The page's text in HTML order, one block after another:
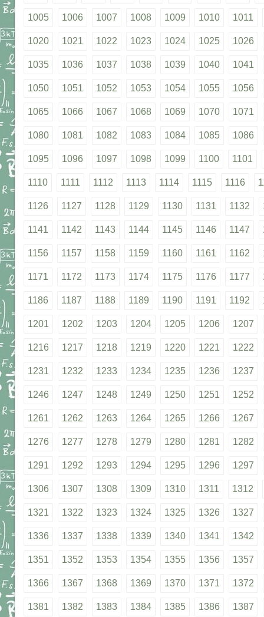
1005 1006 1007 1008 1009 1010 1011
1020 1021 1022 1023 1024 1025 1026
1035 1036 1037 1038 1039 1040 1041
1050 1051 1052 1053 1054 1055 1056
1065 1066 1067 1068 1069 1070 1071
1080 1081 1082 1083 1084 1085 1086
1095 1096 1097 1098 1099 1100 1101
1110 1111 1112 1113 1114 1115 1116
1126 1127 1128 1129 1130 1131 1132
1141 1142 1143 1144 1145 1146 1147
1156 1157 1158 1159 1160 1161 1162
1171 1172 1173 1174 1175 1176 1177
1186 1187 1188 1189 1190 1191 1192
1201 1202 1203 1204 1205 1206 1207
1216 1217 1218 1219 1220 1221 1222
1231 1232 1233 1234 1235 1236 1237
1246 1247 1248 1249 1250 1251 1252
1261 1262 1263 1264 1265 1266 1267
1276 1277 1278 1279 1280 1281 1282
1291 1292 1293 1294 1295 1296 1297
1306 1307 1308 1309 1310 1311 1312
1321 1322 1323 1324 1325 1326 1327
1336 1337 1338 1339 1340 1341 1342
1351 1352 1353 1354 1355 1356 1357
1366 1367 1368 1369 1370 1371 1372
1381 1382 1383 1384 1385 1386 1387